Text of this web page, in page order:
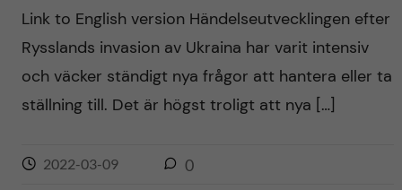
Link to English version Händelseutvecklingen efter
Rysslands invasion av Ukraina har varit intensiv
och väcker ständigt nya frågor att hantera eller ta
ställning till. Det är högst troligt att nya […]
2022-03-09 0